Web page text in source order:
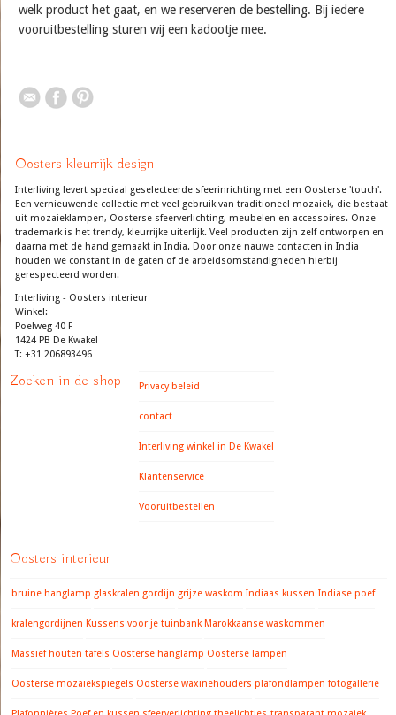
welk product het gaat, en we reserveren de bestelling. Bij iedere
vooruitbestelling sturen wij een kadootje mee.
Oosters kleurrijk design
Interliving levert speciaal geselecteerde sfeerinrichting met een Oosterse 'touch'.
Een vernieuwende collectie met veel gebruik van traditioneel mozaiek, die bestaat
uit mozaieklampen, Oosterse sfeerverlichting, meubelen en accessoires. Onze
trademark is het trendy, kleurrijke uiterlijk. Veel producten zijn zelf ontworpen en
daarna met de hand gemaakt in India. Door onze nauwe contacten in India
houden we constant in de gaten of de arbeidsomstandigheden hierbij
gerespecteerd worden.
Interliving - Oosters interieur
Winkel:
Poelweg 40 F
1424 PB De Kwakel
T: +31 206893496
Zoeken in de shop Privacy beleid
contact
Interliving winkel in De Kwakel
Klantenservice
Vooruitbestellen
Oosters interieur
bruine hanglamp glaskralen gordijn grijze waskom Indiaas kussen Indiase poef
kralengordijnen Kussens voor je tuinbank Marokkaanse waskommen
Massief houten tafels Oosterse hanglamp Oosterse lampen
Oosterse mozaiekspiegels Oosterse waxinehouders plafondlampen fotogallerie